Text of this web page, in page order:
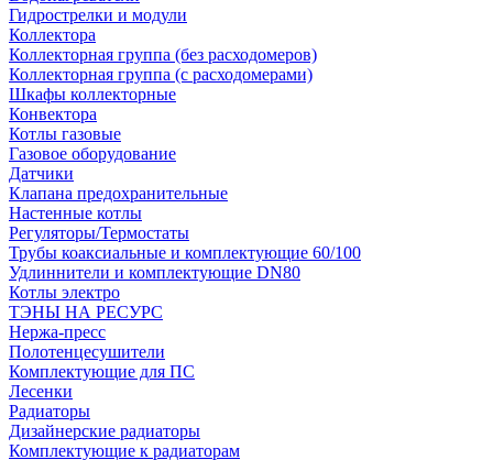
Гидрострелки и модули
Коллектора
Коллекторная группа (без расходомеров)
Коллекторная группа (с расходомерами)
Шкафы коллекторные
Конвектора
Котлы газовые
Газовое оборудование
Датчики
Клапана предохранительные
Настенные котлы
Регуляторы/Термостаты
Трубы коаксиальные и комплектующие 60/100
Удлиннители и комплектующие DN80
Котлы электро
ТЭНЫ НА РЕСУРС
Нержа-пресс
Полотенцесушители
Комплектующие для ПС
Лесенки
Радиаторы
Дизайнерские радиаторы
Комплектующие к радиаторам